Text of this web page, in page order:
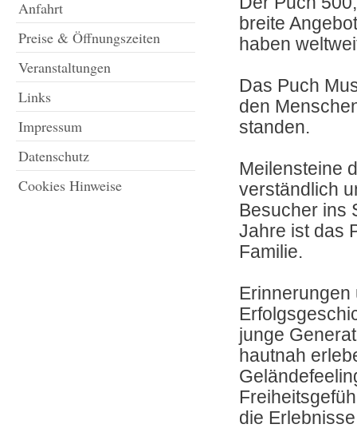
Anfahrt
Preise & Öffnungszeiten
Veranstaltungen
Links
Impressum
Datenschutz
Cookies Hinweise
breite
haben
Das Puch
den
standen.
Meilensteine
verständlich
Besucher ins
Jahre ist das
Familie.
Erinnerungen
junge
hautnah
die